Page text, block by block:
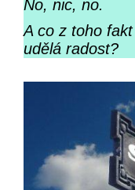
No, nic, no.
A co z toho
udělá radost?